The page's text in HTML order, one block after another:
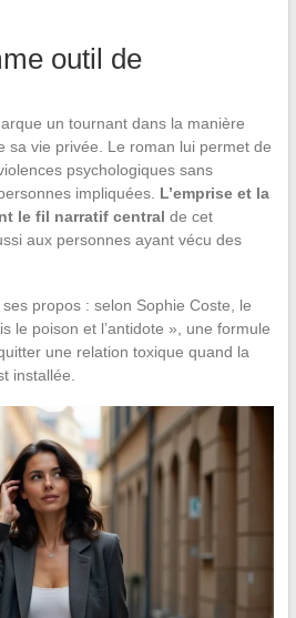
outil de
un tournant dans la manière
sa vie privée. Le roman lui permet de
psychologiques sans
impliquées. L’emprise et la
le fil narratif central de cet
aux personnes ayant vécu des
propos : selon Sophie Coste, le
le poison et l’antidote », une formule
une relation toxique quand la
installée.